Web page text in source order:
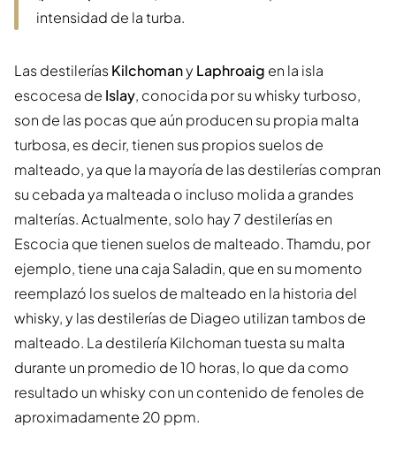
intensidad de la turba.
Las destileríasKilchomany Laphroaig en la isla
escocesa de Islay, conocida por su whisky turboso,
son de las pocas que aún producen su propia malta
turbosa, es decir, tienen sus propios suelos de
malteado, ya que la mayoría de las destilerías compran
su cebada ya malteada o incluso molida a grandes
malterías. Actualmente, solo hay 7 destilerías en
Escocia que tienen suelos de malteado. Thamdu, por
ejemplo, tiene una caja Saladin, que en su momento
reemplazó los suelos de malteado en la historia del
whisky, y las destilerías de Diageo utilizan tambos de
malteado. La destilería Kilchoman tuesta su malta
durante un promedio de 10 horas, lo que da como
resultado un whisky con un contenido de fenoles de
aproximadamente 20 ppm.